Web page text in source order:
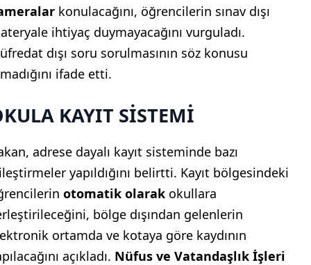
konulacağını, öğrencilerin sınav dışı
ihtiyaç duymayacağını vurguladı.
dışı soru sorulmasının söz konusu
ifade etti.
KAYIT SİSTEMİ
adrese dayalı kayıt sisteminde bazı
yapıldığını belirtti. Kayıt bölgesindeki
otomatik olarak okullara
bölge dışından gelenlerin
ortamda ve kotaya göre kaydının
açıkladı. Nüfus ve Vatandaşlık İşleri